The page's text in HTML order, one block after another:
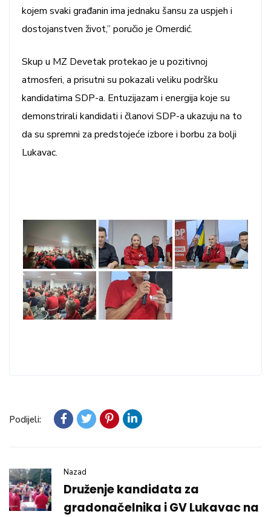
kojem svaki građanin ima jednaku šansu za uspjeh i
dostojanstven život,” poručio je Omerdić.
Skup u MZ Devetak protekao je u pozitivnoj
atmosferi, a prisutni su pokazali veliku podršku
kandidatima SDP-a. Entuzijazam i energija koje su
demonstrirali kandidati i članovi SDP-a ukazuju na to
da su spremni za predstojeće izbore i borbu za bolji
Lukavac.
Podijeli:
Nazad
Druženje kandidata za
gradonačelnika i GV Lukavac na